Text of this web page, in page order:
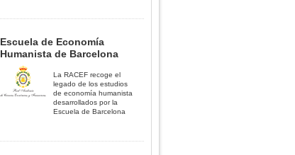
Escuela de Economía
Humanista de Barcelona
La RACEF recoge el
legado de los estudios
de economía humanista
desarrollados por la
Escuela de Barcelona